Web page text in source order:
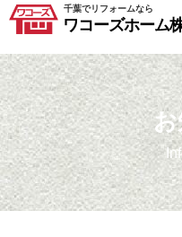
千葉でリフォームなら
ワコーズホーム
お